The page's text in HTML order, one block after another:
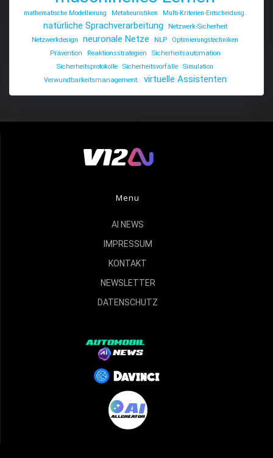
mathematische Modellierung Metaheuristiken Multi-Kriterien-Entscheidung.
natürliche Sprachverarbeitung
Netzwerk-Sicherheit
Netzwerkdesign
neuronale Netze NLP
Optimierungstechniken
Prävention
Reaktionsstrategien
Sicherheitsautomation
Sicherheitsprotokolle
Sicherheitsvorfälle
Simulation
Verwundbarkeitsmanagement.
virtuelle Assistenten
Menu
AI NEWS
IMPRESSUM
KONTAKT
NEWSLETTER
DATENSCHUTZ